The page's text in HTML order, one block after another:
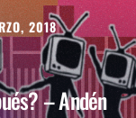
2018
– Andén